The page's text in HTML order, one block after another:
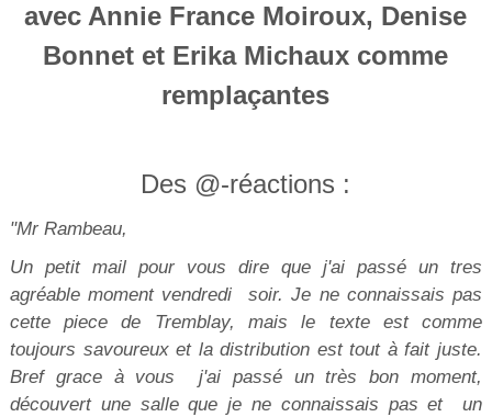
avec Annie France Moiroux, Denise
Bonnet et Erika Michaux comme
remplaçantes
Des @-réactions :
"Mr Rambeau,
Un petit mail pour vous dire que j'ai passé un tres
agréable moment vendredi soir. Je ne connaissais pas
cette piece de Tremblay, mais le texte est comme
toujours savoureux et la distribution est tout à fait juste.
Bref grace à vous j'ai passé un très bon moment,
découvert une salle que je ne connaissais pas et un